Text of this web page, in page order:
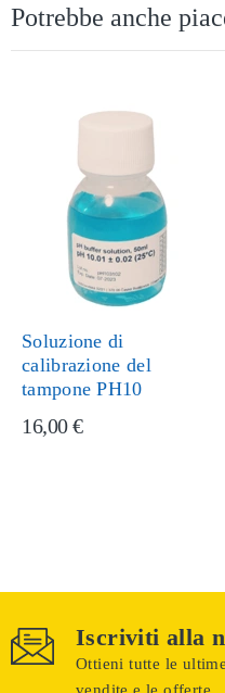
Potrebbe anche
Soluzione di
calibrazione del
tampone PH10
16,00 €
Iscriviti alla
Ottieni tutte le